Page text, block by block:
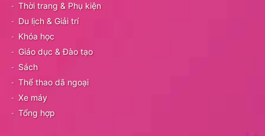
Thời trang & Phụ kiện
Du lịch & Giải trí
Khóa học
Giáo dục & Đào tạo
Sách
Thể thao dã ngoại
Xe máy
Tổng hợp